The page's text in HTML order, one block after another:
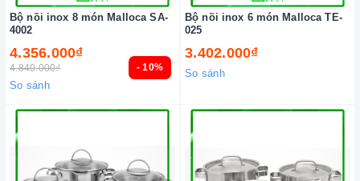
- 10%
Bộ nồi inox 8 món Malloca SA-
4002
4.356.000₫
4.840.000₫
So sánh
Bộ nồi inox 6 món Malloca TE-
025
3.402.000₫
So sánh